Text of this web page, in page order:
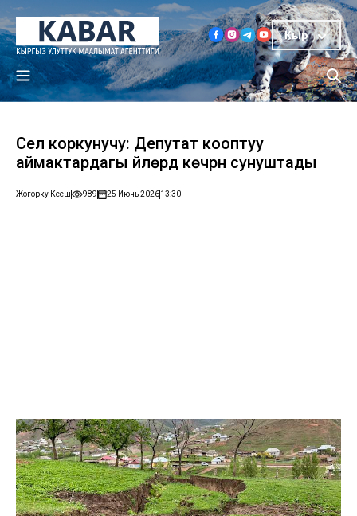
Кыр
Сел коркунучу: Депутат кооптуу
аймактардагы үйлөрдү көчүрүүнү сунуштады
Жогорку Кеңеш 989 25 Июнь 202613:30